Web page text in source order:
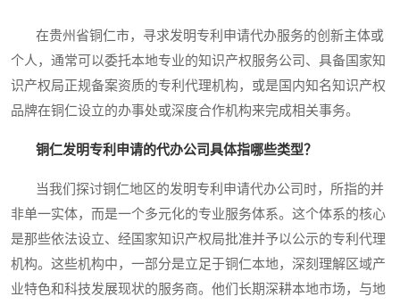
在贵州省铜仁市，寻求发明专利申请代办服务的创新主体或
个人，通常可以委托本地专业的知识产权服务公司、具备国家知
识产权局正规备案资质的专利代理机构，或是国内知名知识产权
品牌在铜仁设立的办事处或深度合作机构来完成相关事务。
铜仁发明专利申请的代办公司具体指哪些类型？
当我们探讨铜仁地区的发明专利申请代办公司时，所指的并
非单一实体，而是一个多元化的专业服务体系。这个体系的核心
是那些依法设立、经国家知识产权局批准并予以公示的专利代理
机构。这些机构中，一部分是立足于铜仁本地，深刻理解区域产
业特色和科技发展现状的服务商。他们长期深耕本地市场，与地